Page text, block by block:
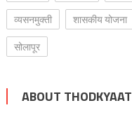
व्यसनमुक्ती
शासकीय योजना
सोलापूर
ABOUT THODKYAAT